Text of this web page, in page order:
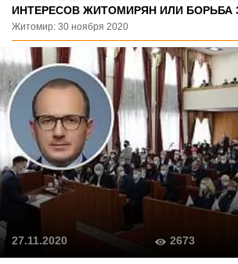
ИНТЕРЕСОВ ЖИТОМИРЯН ИЛИ БОРЬБА
Житомир: 30 ноября 2020
27.11.2020 2673